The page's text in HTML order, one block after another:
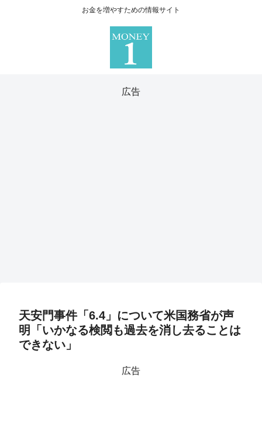
お金を増やすための情報サイト
広告
天安門事件「6.4」について米国務省が声
明「いかなる検閲も過去を消し去ることは
できない」
広告